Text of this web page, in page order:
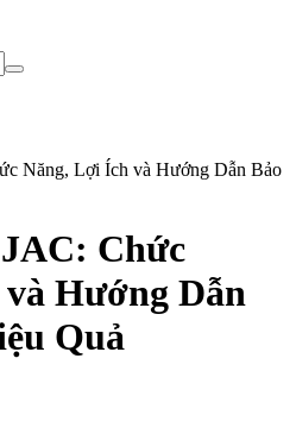
Năng, Lợi Ích và Hướng Dẫn Bảo
Chức
Hướng Dẫn
Quả